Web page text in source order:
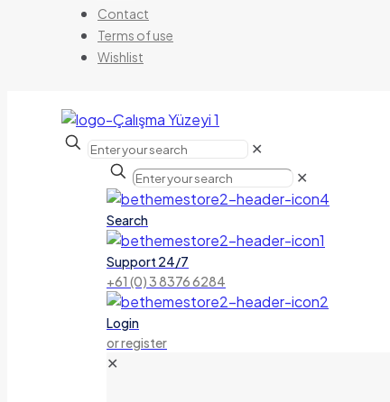
Contact
Terms of use
Wishlist
✕
✕
Search
Support 24/7
+61 (0) 3 8376 6284
Login
or register
✕